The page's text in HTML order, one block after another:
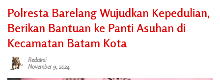
Polresta Barelang Wujudkan Kepedulian,
Berikan Bantuan ke Panti Asuhan di
Kecamatan Batam Kota
Redaksi
November 9, 2024